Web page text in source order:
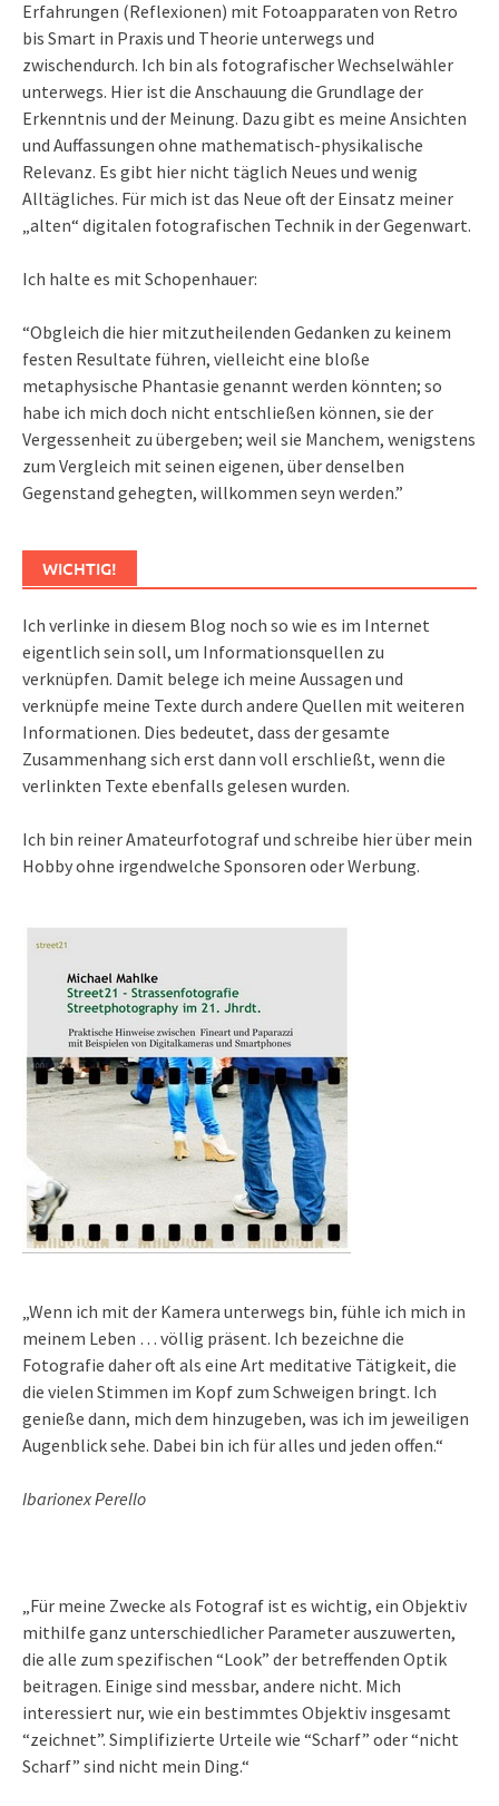
Erfahrungen (Reflexionen) mit Fotoapparaten von Retro
bis Smart in Praxis und Theorie unterwegs und
zwischendurch. Ich bin als fotografischer Wechselwähler
unterwegs. Hier ist die Anschauung die Grundlage der
Erkenntnis und der Meinung. Dazu gibt es meine Ansichten
und Auffassungen ohne mathematisch-physikalische
Relevanz. Es gibt hier nicht täglich Neues und wenig
Alltägliches. Für mich ist das Neue oft der Einsatz meiner
„alten“ digitalen fotografischen Technik in der Gegenwart.
Ich halte es mit Schopenhauer:
“Obgleich die hier mitzutheilenden Gedanken zu keinem
festen Resultate führen, vielleicht eine bloße
metaphysische Phantasie genannt werden könnten; so
habe ich mich doch nicht entschließen können, sie der
Vergessenheit zu übergeben; weil sie Manchem, wenigstens
zum Vergleich mit seinen eigenen, über denselben
Gegenstand gehegten, willkommen seyn werden.”
WICHTIG!
Ich verlinke in diesem Blog noch so wie es im Internet
eigentlich sein soll, um Informationsquellen zu
verknüpfen. Damit belege ich meine Aussagen und
verknüpfe meine Texte durch andere Quellen mit weiteren
Informationen. Dies bedeutet, dass der gesamte
Zusammenhang sich erst dann voll erschließt, wenn die
verlinkten Texte ebenfalls gelesen wurden.
Ich bin reiner Amateurfotograf und schreibe hier über mein
Hobby ohne irgendwelche Sponsoren oder Werbung.
„Wenn ich mit der Kamera unterwegs bin, fühle ich mich in
meinem Leben … völlig präsent. Ich bezeichne die
Fotografie daher oft als eine Art meditative Tätigkeit, die
die vielen Stimmen im Kopf zum Schweigen bringt. Ich
genieße dann, mich dem hinzugeben, was ich im jeweiligen
Augenblick sehe. Dabei bin ich für alles und jeden offen.“
Ibarionex Perello
„Für meine Zwecke als Fotograf ist es wichtig, ein Objektiv
mithilfe ganz unterschiedlicher Parameter auszuwerten,
die alle zum spezifischen “Look” der betreffenden Optik
beitragen. Einige sind messbar, andere nicht. Mich
interessiert nur, wie ein bestimmtes Objektiv insgesamt
“zeichnet”. Simplifizierte Urteile wie “Scharf” oder “nicht
Scharf” sind nicht mein Ding.“